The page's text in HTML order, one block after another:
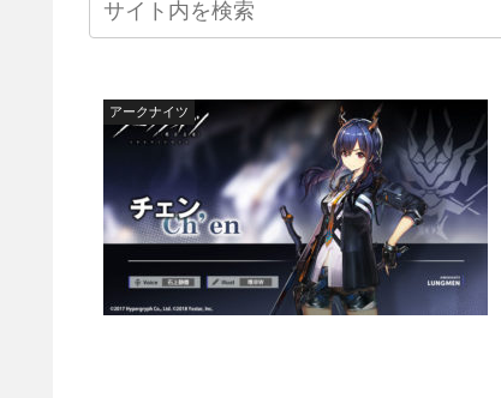
アークナイツ